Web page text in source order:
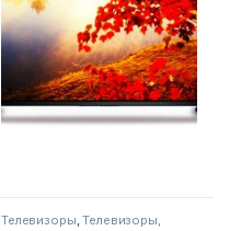
Телевизоры,Телевизоры,